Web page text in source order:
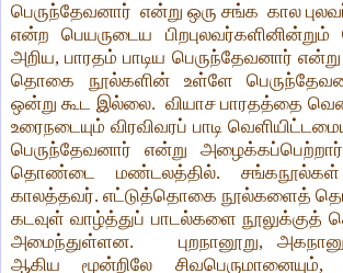
பெருந்தேவனார் என்று ஒரு சங்க கால
என்ற பெயருடைய
அறிய, பாரதம் பாடிய பெருந்தேவனார்
தொகை நூல்களின் உள்ளே
ஒன்று கூட இல்லை. வியாச பாரதத்தை
உரைநடையும் விரவிவரப் பாடி
பெருந்தேவனார் என்று
தொண்டை மண்டலத்தில். சங்கநூல்கள்
காலத்தவர். எட்டுத்தொகை நூல்களைத்
கடவுள் வாழ்த்துப் பாடல்களை நூலுக்குத்
அமைந்துள்ளன. புறநானூறு,
ஆகிய மூன்றிலே சிவபெருமானையும்,